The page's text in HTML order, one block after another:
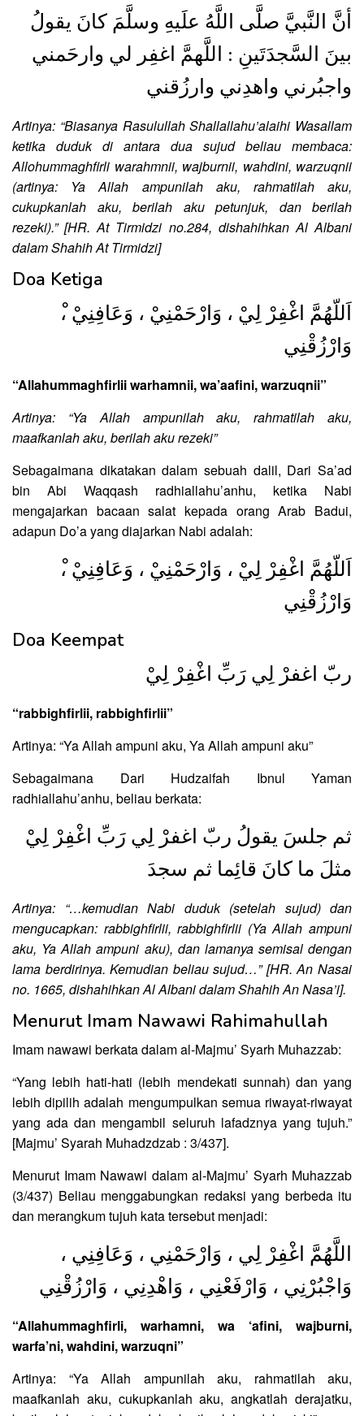
أنَّ النَّبيَّ صلَّى اللَّهُ علَيهِ وسلَّمَ كانَ يقولُ
بينَ السَّجدَتَينِ : اللَّهمَّ اغفِر لي وارحَمني
واجبُرني واهدِني وارزُقني
Artinya: “Biasanya Rasulullah Shallallahu’alaihi Wasallam
ketika duduk di antara dua sujud beliau membaca:
Allohummaghfirli warahmnii, wajburnii, wahdini, warzuqnii
(artinya: Ya Allah ampunilah aku, rahmatilah aku,
cukupkanlah aku, berilah aku petunjuk, dan berilah
rezeki).” [HR. At Tirmidzi no.284, dishahihkan Al Albani
dalam Shahih At Tirmidzi]
Doa Ketiga
وَارْزُقْنِي
“Allahummaghfirlii warhamnii, wa’aafini, warzuqnii”
Artinya: “Ya Allah ampunilah aku, rahmatilah aku,
maafkanlah aku, berilah aku rezeki”
Sebagaimana dikatakan dalam sebuah dalil, Dari Sa’ad
bin Abi Waqqash radhiallahu’anhu, ketika Nabi
mengajarkan bacaan salat kepada orang Arab Badui,
adapun Do’a yang diajarkan Nabi adalah:
وَارْزُقْنِي
Doa Keempat
ربّ اغفرْ لِي رَبِّ اغْفِرْ لِيْ
“rabbighfirlii, rabbighfirlii”
Artinya: “Ya Allah ampuni aku, Ya Allah ampuni aku”
Sebagaimana Dari Hudzaifah Ibnul Yaman
radhiallahu’anhu, beliau berkata:
ثم جلسَ يقولُ ربّ اغفرْ لِي رَبِّ اغْفِرْ لِيْ
مثلَ ما كانَ قائِما ثم سجدَ
Artinya: “…kemudian Nabi duduk (setelah sujud) dan
mengucapkan: rabbighfirlii, rabbighfirlii (Ya Allah ampuni
aku, Ya Allah ampuni aku), dan lamanya semisal dengan
lama berdirinya. Kemudian beliau sujud…” [HR. An Nasai
no. 1665, dishahihkan Al Albani dalam Shahih An Nasa’i].
Menurut Imam Nawawi Rahimahullah
Imam nawawi berkata dalam al-Majmu’ Syarh Muhazzab:
“Yang lebih hati-hati (lebih mendekati sunnah) dan yang
lebih dipilih adalah mengumpulkan semua riwayat-riwayat
yang ada dan mengambil seluruh lafadznya yang tujuh.”
[Majmu’ Syarah Muhadzdzab : 3/437].
Menurut Imam Nawawi dalam al-Majmu’ Syarh Muhazzab
(3/437) Beliau menggabungkan redaksi yang berbeda itu
dan merangkum tujuh kata tersebut menjadi:
اللَّهُمَّ اغْفِرْ لِي ، وَارْحَمْنِي ، وَعَافِنِي ،
وَاجْبُرْنِي ، وَارْفَعْنِي ، وَاهْدِنِي ، وَارْزُقْنِي
“Allahummaghfirli, warhamni, wa ‘afini, wajburni,
warfa’ni, wahdini, warzuqni”
Artinya: “Ya Allah ampunilah aku, rahmatilah aku,
maafkanlah aku, cukupkanlah aku, angkatlah derajatku,